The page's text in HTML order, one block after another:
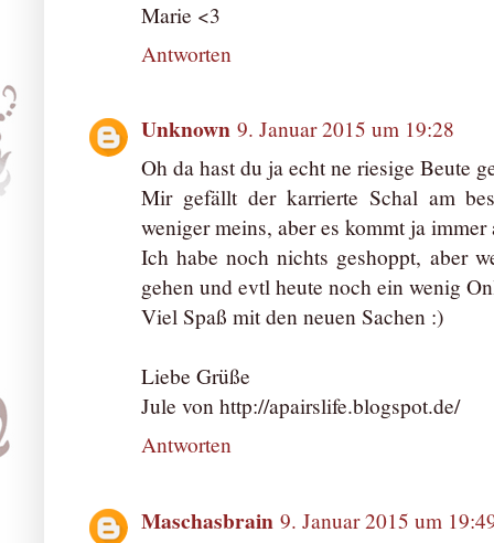
Marie <3
Antworten
Unknown 9. Januar 2015 um 19:28
Oh da hast du ja echt ne riesige Beute
Mir gefällt der karrierte Schal am
weniger meins, aber es kommt ja
Ich habe noch nichts geshoppt, aber
gehen und evtl heute noch ein wenig
Viel Spaß mit den neuen Sachen :)
Liebe Grüße
Jule von http://apairslife.blogspot.de/
Antworten
Maschasbrain 9. Januar 2015 um